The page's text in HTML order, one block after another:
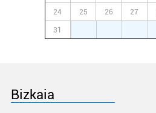
24 25 26 27
31
Bizkaia